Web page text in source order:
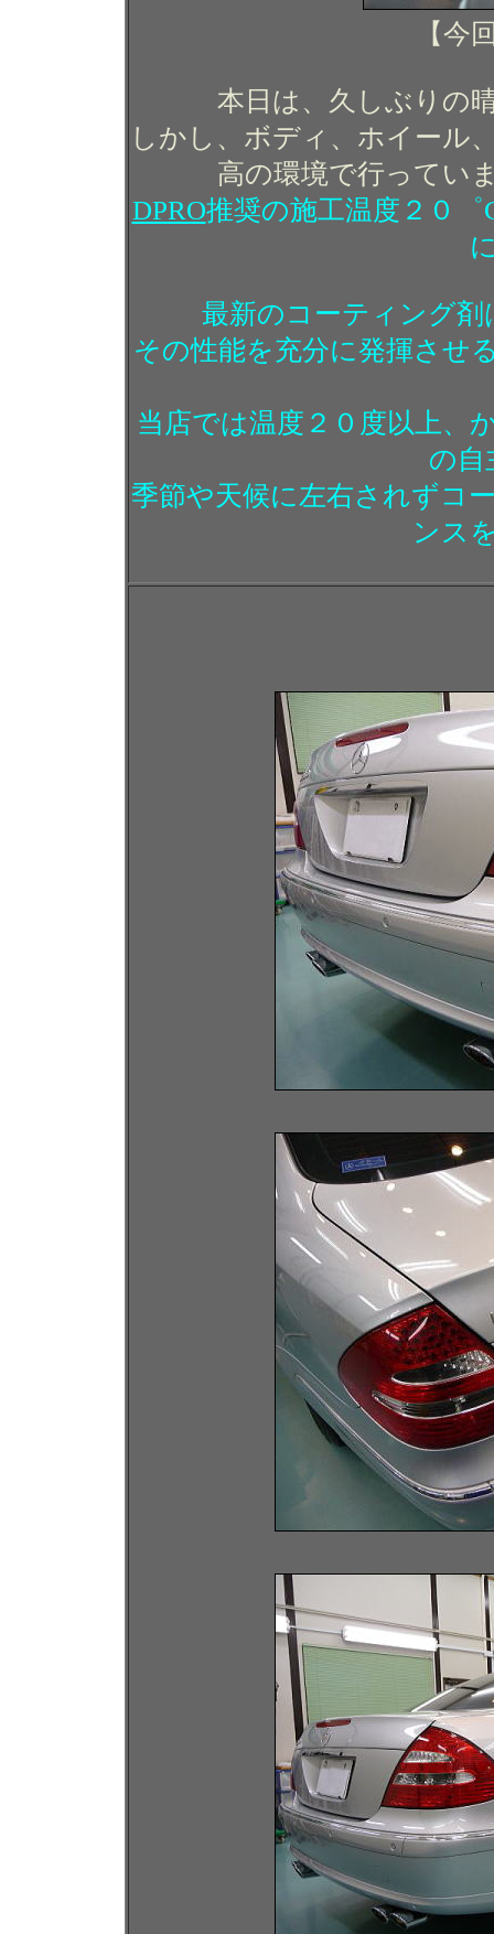
【今
本日は、久しぶりの
しかし、ボディ、ホイール
高の環境で行ってい
DPRO推奨の施工温度２０
最新のコーティング
その性能を充分に発揮させ
当店では温度２０度以上、
の自
季節や天候に左右されずコ
ンス